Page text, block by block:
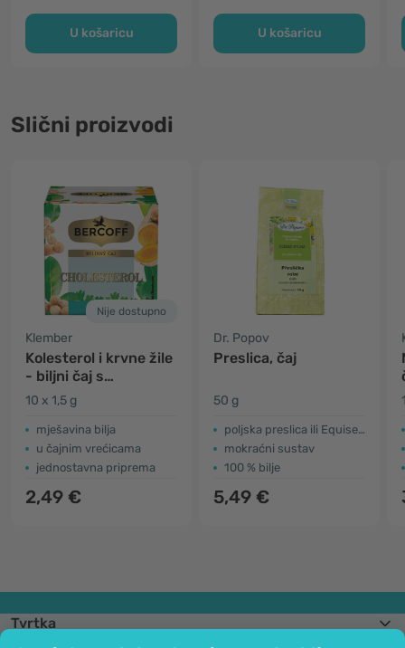
U košaricu U košaricu
Slični proizvodi
Nije dostupno
Klember
Kolesterol i krvne žile
- biljni čaj s
korijanderom i
kurkumom
10 x 1,5 g
mješavina bilja
u čajnim vrećicama
jednostavna priprema
2,49 €
Dr. Popov
Preslica, čaj
50 g
poljska preslica ili Equisetum arvense
mokraćni sustav
100 % bilje
5,49 €
Tvrtka
Informacije